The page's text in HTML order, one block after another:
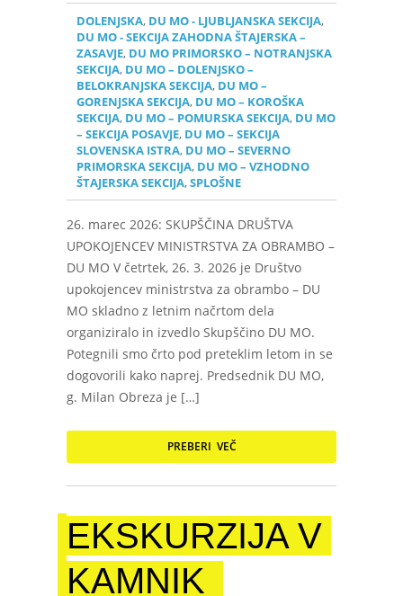
DOLENJSKA, DU MO - LJUBLJANSKA SEKCIJA,
DU MO - SEKCIJA ZAHODNA ŠTAJERSKA –
ZASAVJE, DU MO PRIMORSKO – NOTRANJSKA
SEKCIJA, DU MO – DOLENJSKO –
BELOKRANJSKA SEKCIJA, DU MO –
GORENJSKA SEKCIJA, DU MO – KOROŠKA
SEKCIJA, DU MO – POMURSKA SEKCIJA, DU MO
– SEKCIJA POSAVJE, DU MO – SEKCIJA
SLOVENSKA ISTRA, DU MO – SEVERNO
PRIMORSKA SEKCIJA, DU MO – VZHODNO
ŠTAJERSKA SEKCIJA,SPLOŠNE
26. marec 2026: SKUPŠČINA DRUŠTVA
UPOKOJENCEV MINISTRSTVA ZA OBRAMBO –
DU MO V četrtek, 26. 3. 2026 je Društvo
upokojencev ministrstva za obrambo – DU
MO skladno z letnim načrtom dela
organiziralo in izvedlo Skupščino DU MO.
Potegnili smo črto pod preteklim letom in se
dogovorili kako naprej. Predsednik DU MO,
g. Milan Obreza je […]
PREBERI VEČ
EKSKURZIJA V
KAMNIK